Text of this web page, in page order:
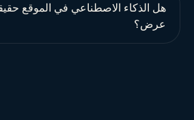
هل الذكاء الاصطناعي في الموقع
عرض؟